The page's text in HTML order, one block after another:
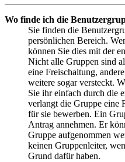
Wo finde ich die
Sie finden die
persönlichen Bereich.
können Sie dies mit der
Nicht alle Gruppen sind
eine Freischaltung,
weitere sogar versteckt.
Sie ihr einfach durch die
verlangt die Gruppe eine
für sie bewerben. Ein
Antrag annehmen. Er
Gruppe aufgenommen
keinen Gruppenleiter,
Grund dafür haben.